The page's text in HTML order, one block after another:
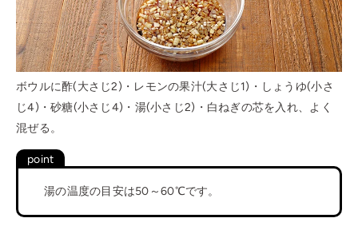
ボウルに酢(大さじ2)・レモンの果汁(大さじ1)・しょうゆ(小さ
じ4)・砂糖(小さじ4)・湯(小さじ2)・白ねぎの芯を入れ、よく
混ぜる。
湯の温度の目安は50～60℃です。